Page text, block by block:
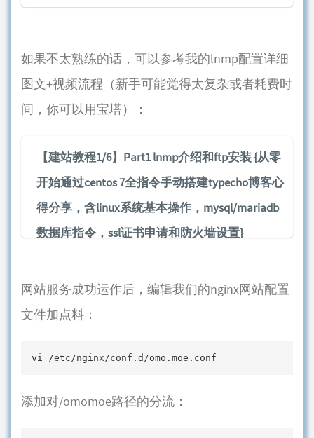
如果不太熟练的话，可以参考我的lnmp配置详细
图文+视频流程（新手可能觉得太复杂或者耗费时
间，你可以用宝塔）：
【建站教程1/6】Part1 lnmp介绍和ftp安装 {从零
开始通过centos 7全指令手动搭建typecho博客心
得分享，含linux系统基本操作，mysql/mariadb
数据库指令，ssl证书申请和防火墙设置}
目前6部分，这是第一节点此参看下一节：lnmp...
网站服务成功运作后，编辑我们的nginx网站配置
文件加点料：
vi /etc/nginx/conf.d/omo.moe.conf
添加对/omomoe路径的分流：